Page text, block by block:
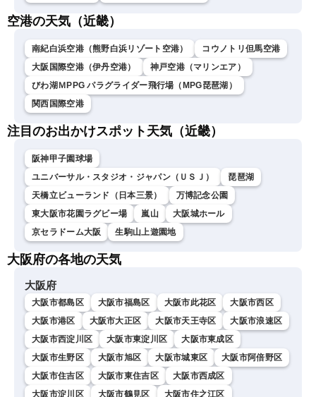
空港の天気（近畿）
南紀白浜空港（熊野白浜リゾート空港）
コウノトリ但馬空港
大阪国際空港（伊丹空港）
神戸空港（マリンエア）
びわ湖ＭPPG パラグライダー飛行場（MPG琵琶湖）
関西国際空港
注目のお出かけスポット天気（近畿）
阪神甲子園球場
ユニバーサル・スタジオ・ジャパン（ＵＳＪ）
琵琶湖
天橋立ビューランド（日本三景）
万博記念公園
東大阪市花園ラグビー場
嵐山
大阪城ホール
京セラドーム大阪
生駒山上遊園地
大阪府の各地の天気
大阪府
大阪市都島区 大阪市福島区 大阪市此花区
大阪市西区
大阪市港区
大阪市大正区 大阪市天王寺区
大阪市浪速区
大阪市西淀川区
大阪市東淀川区
大阪市東成区
大阪市生野区
大阪市旭区 大阪市城東区
大阪市阿倍野区
大阪市住吉区
大阪市東住吉区
大阪市西成区
大阪市淀川区
大阪市鶴見区 大阪市住之江区